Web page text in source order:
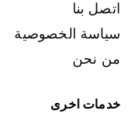
اتصل بنا
سياسة الخصوصية
من نحن
خدمات اخرى